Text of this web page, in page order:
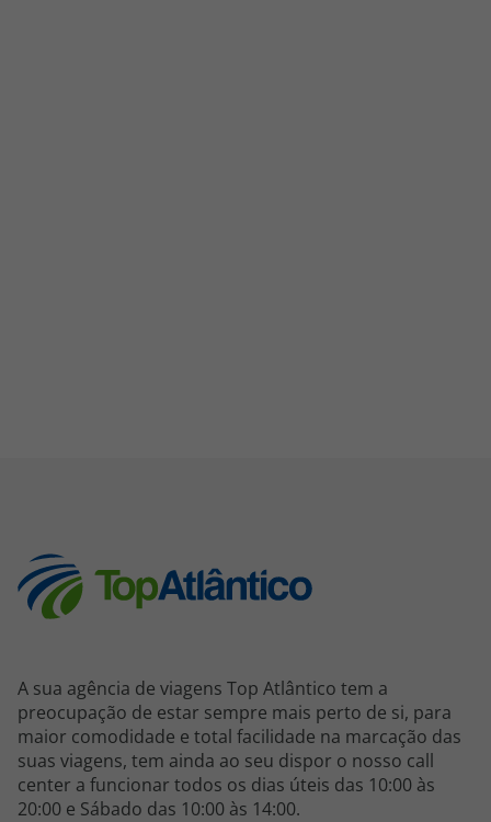
A sua agência de viagens Top Atlântico tem a
preocupação de estar sempre mais perto de si, para
maior comodidade e total facilidade na marcação das
suas viagens, tem ainda ao seu dispor o nosso call
center a funcionar todos os dias úteis das 10:00 às
20:00 e Sábado das 10:00 às 14:00.